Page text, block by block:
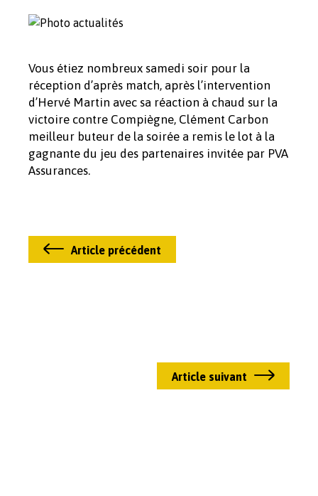
Vous étiez nombreux samedi soir pour la
réception d’après match, après l’intervention
d’Hervé Martin avec sa réaction à chaud sur la
victoire contre Compiègne, Clément Carbon
meilleur buteur de la soirée a remis le lot à la
gagnante du jeu des partenaires invitée par PVA
Assurances.
Article précédent
Article suivant